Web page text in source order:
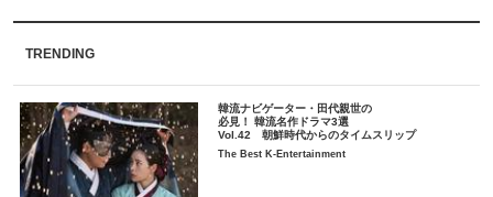
TRENDING
韓流ナビゲーター・田代親世の
必見！ 韓流名作ドラマ3選
Vol.42 朝鮮時代からのタイムスリップ
The Best K-Entertainment